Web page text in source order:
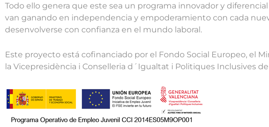
Todo ello genera que este sea un programa innovador y
van ganando en independencia y empoderamiento con cada
desenvolverse con confianza en el mundo laboral.
Este proyecto está cofinanciado por el Fondo Social Europeo, el
la Vicepresidència i Conselleria d´Igualtat i Politiques Inclusives